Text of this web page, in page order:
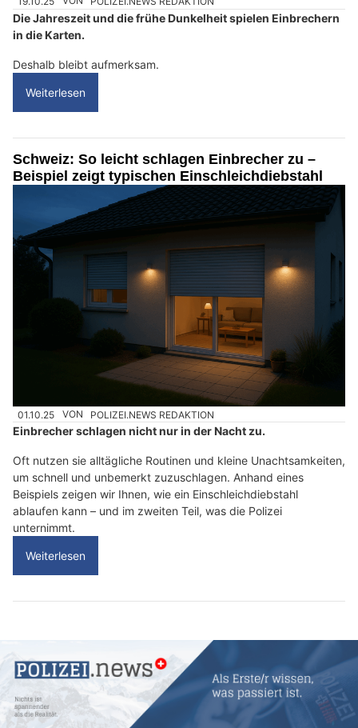
Die Jahreszeit und die frühe Dunkelheit spielen Einbrechern
in die Karten.
Deshalb bleibt aufmerksam.
Weiterlesen
Schweiz: So leicht schlagen Einbrecher zu –
Beispiel zeigt typischen Einschleichdiebstahl
01.10.25 VON POLIZEI.NEWS REDAKTION
Einbrecher schlagen nicht nur in der Nacht zu.
Oft nutzen sie alltägliche Routinen und kleine Unachtsamkeiten,
um schnell und unbemerkt zuzuschlagen. Anhand eines
Beispiels zeigen wir Ihnen, wie ein Einschleichdiebstahl
ablaufen kann – und im zweiten Teil, was die Polizei
unternimmt.
Weiterlesen